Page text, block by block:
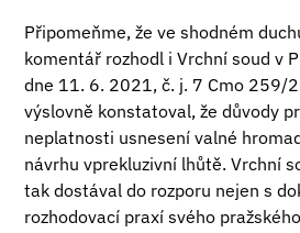
Připomeňme, že ve shodném
komentář rozhodl i Vrchní soud v
dne 11. 6. 2021, č. j. 7 Cmo 259/
výslovně konstatoval, že důvody
neplatnosti usnesení valné
návrhu vprekluzivní lhůtě. Vrchní
tak dostával do rozporu nejen s
rozhodovací praxí svého